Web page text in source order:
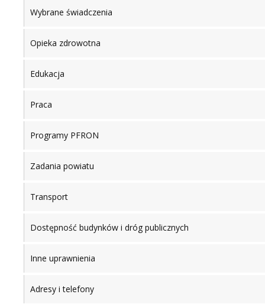
Wybrane świadczenia
Opieka zdrowotna
Edukacja
Praca
Programy PFRON
Zadania powiatu
Transport
Dostępność budynków i dróg publicznych
Inne uprawnienia
Adresy i telefony